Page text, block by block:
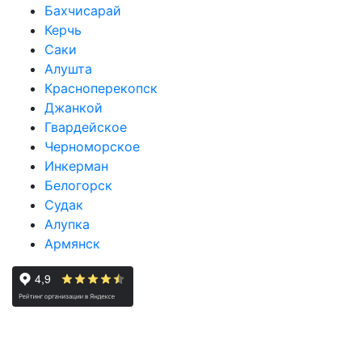
Бахчисарай
Керчь
Саки
Алушта
Красноперекопск
Джанкой
Гвардейское
Черноморское
Инкерман
Белогорск
Судак
Алупка
Армянск